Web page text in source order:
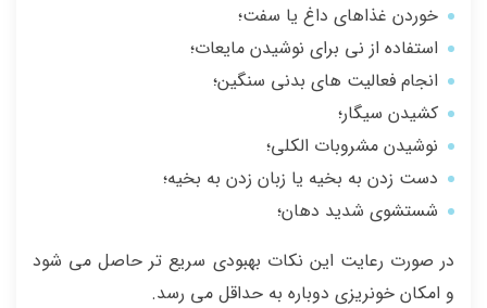
خوردن غذاهای داغ یا سفت؛
استفاده از نی برای نوشیدن مایعات؛
انجام فعالیت های بدنی سنگین؛
کشیدن سیگار؛
نوشیدن مشروبات الکلی؛
دست زدن به بخیه یا زبان زدن به بخیه؛
شستشوی شدید دهان؛
در صورت رعایت این نکات بهبودی سریع تر حاصل می شود
و امکان خونریزی دوباره به حداقل می رسد.